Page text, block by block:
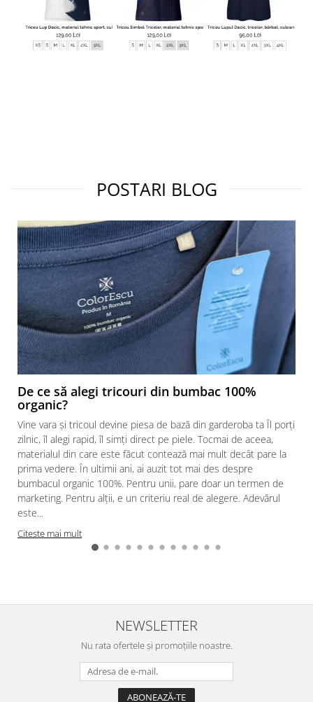
POSTARI BLOG
De ce să alegi tricouri din bumbac 100%
organic?
Vine vara și tricoul devine piesa de bază din garderoba ta Îl porți
zilnic, îl alegi rapid, îl simți direct pe piele. Tocmai de aceea,
materialul din care este făcut contează mai mult decât pare la
prima vedere. În ultimii ani, ai auzit tot mai des despre
bumbacul organic 100%. Pentru unii, pare doar un termen de
marketing. Pentru alții, e un criteriu real de alegere. Adevărul
este...
Citeste mai mult
NEWSLETTER
Nu rata ofertele și promoțiile noastre.